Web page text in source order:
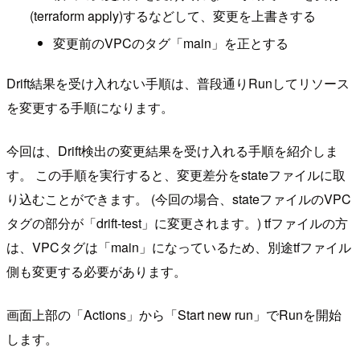
(terraform apply)するなどして、変更を上書きする
変更前のVPCのタグ「main」を正とする
Drift結果を受け入れない手順は、普段通りRunしてリソース
を変更する手順になります。
今回は、Drift検出の変更結果を受け入れる手順を紹介しま
す。 この手順を実行すると、変更差分をstateファイルに取
り込むことができます。 (今回の場合、stateファイルのVPC
タグの部分が「drift-test」に変更されます。) tfファイルの方
は、VPCタグは「main」になっているため、別途tfファイル
側も変更する必要があります。
画面上部の「Actions」から「Start new run」でRunを開始
します。